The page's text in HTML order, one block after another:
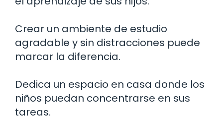
Crear un ambiente de estudio
agradable y sin distracciones puede
marcar la diferencia.
Dedica un espacio en casa donde los
niños puedan concentrarse en sus
tareas.